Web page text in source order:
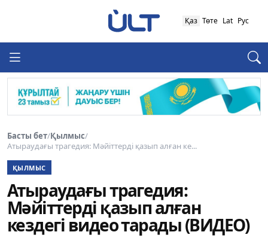
Қаз Төте Lat Рус
Басты бет/Қылмыс/
Атыраудағы трагедия: Мәйіттерді қазып алған ке...
ҚЫЛМЫС
Атыраудағы трагедия:
Мәйіттерді қазып алған
кездегі видео тарады (ВИДЕО)